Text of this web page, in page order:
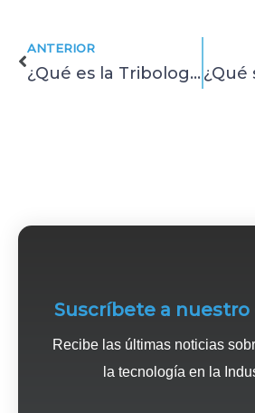
ANTERIOR
¿Qué es la Tribología? concepto, aplicaciones y su impacto en el mantenimiento
Suscríbete a
Recibe las últimas noticias
la tecnología en la